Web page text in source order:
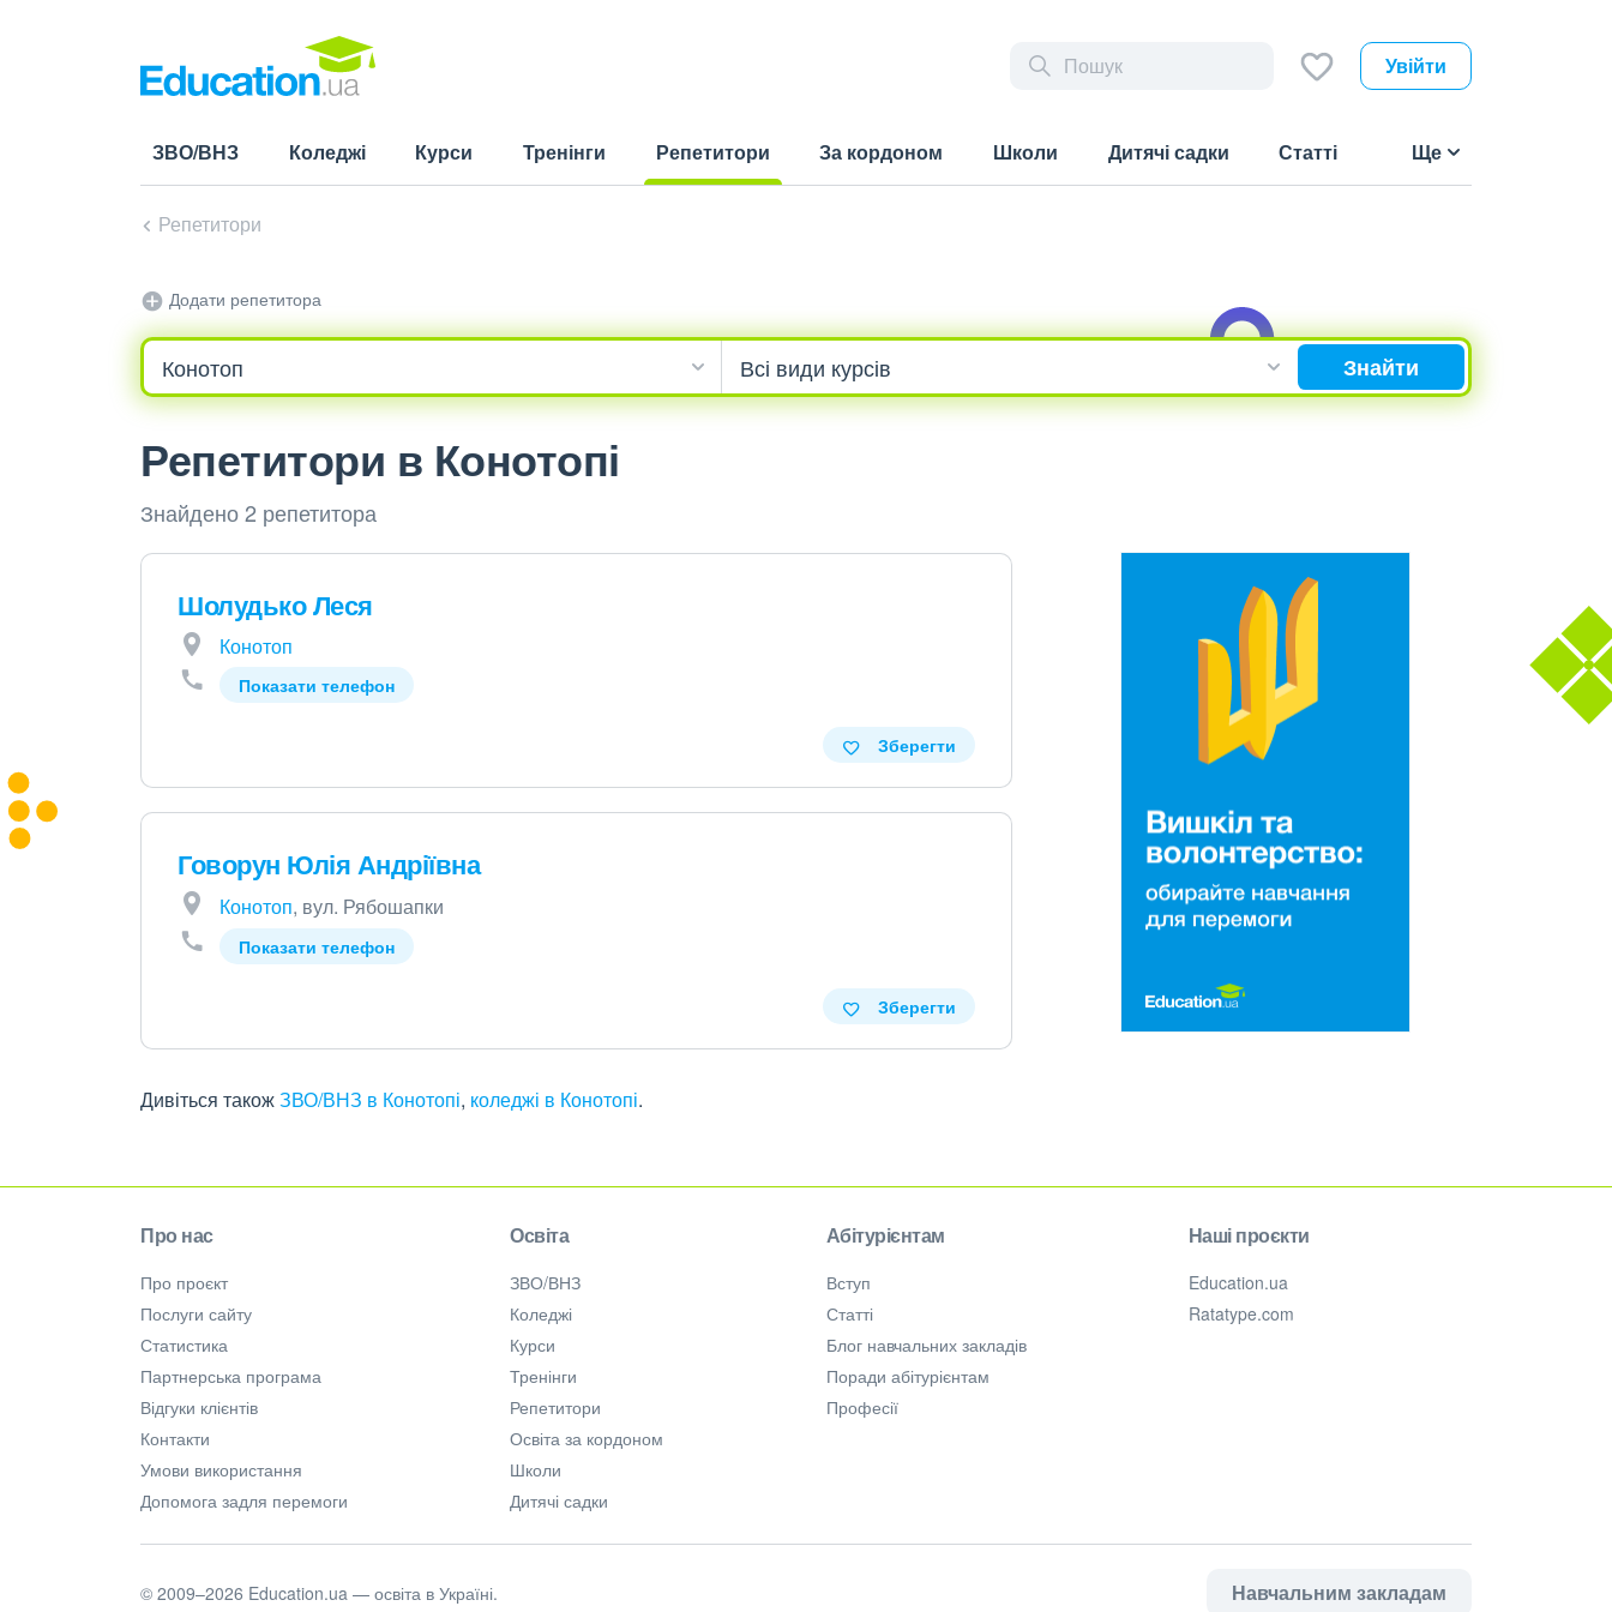
Увійти
ЗВО/ВНЗ Коледжі Курси Тренінги
Репетитори
За кордоном Школи Дитячі садки Статті Ще
Репетитори
Додати репетитора
Знайти
Репетитори в Конотопі
Знайдено 2 репетитора
Шолудько Леся
Конотоп
Показати телефон
Зберегти
Говорун Юлія Андріївна
Конотоп, вул. Рябошапки
Показати телефон
Зберегти
Дивіться такожЗВО/ВНЗ в Конотопі, коледжі в Конотопі.
Про нас
Про проєкт
Послуги сайту
Статистика
Партнерська програма
Відгуки клієнтів
Контакти
Умови використання
Допомога задля перемоги
Освіта
ЗВО/ВНЗ
Коледжі
Курси
Тренінги
Репетитори
Освіта за кордоном
Школи
Дитячі садки
Абітурієнтам
Вступ
Статті
Блог навчальних закладів
Поради абітурієнтам
Професії
Наші проєкти
Education.ua
Ratatype.com
Навчальним закладам
© 2009–2026 Education.ua — освіта в Україні.